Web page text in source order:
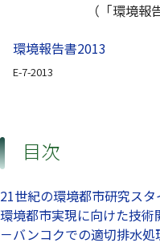
（「環境
環境報告書2013
E-7-2013
目次
21世紀の環境都市研究スタ
環境都市実現に向けた技術
－バンコクでの適切排水処